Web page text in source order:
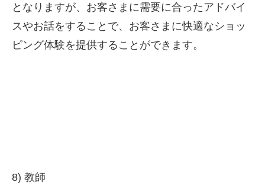
となりますが、お客さまに需要に合ったアドバイ
スやお話をすることで、お客さまに快適なショッ
ピング体験を提供することができます。
8) 教師